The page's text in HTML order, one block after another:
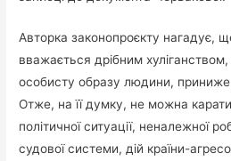
Авторка законопроєкту нагадує,
вважається дрібним
особисту образу людини,
Отже, на її думку, не можна
політичної ситуації, неналежної
судової системи, дій країни-